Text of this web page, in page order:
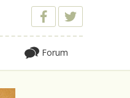
Forum